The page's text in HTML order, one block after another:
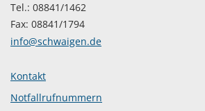
Tel.: 08841/1462
Fax: 08841/1794
info@schwaigen.de
Kontakt
Notfallrufnummern